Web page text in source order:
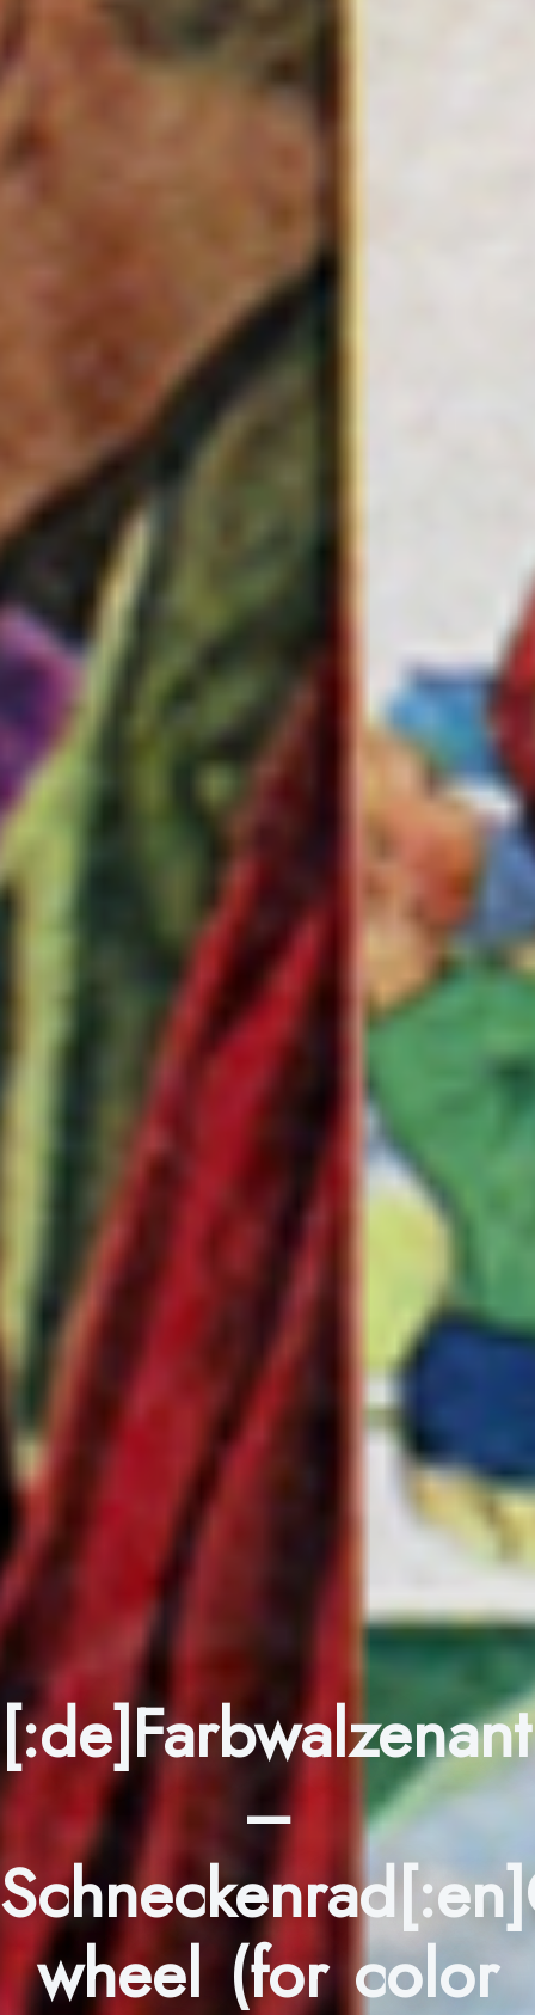
–
wheel (for color